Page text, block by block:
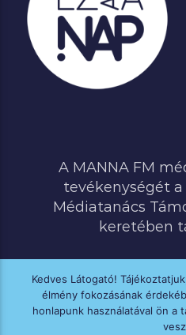
A MANNA FM
tevékenységét
Médiatanács
keretében
MINDEN JOG
Kedves Látogató!
élmény fokozásának
honlapunk használatával ön a